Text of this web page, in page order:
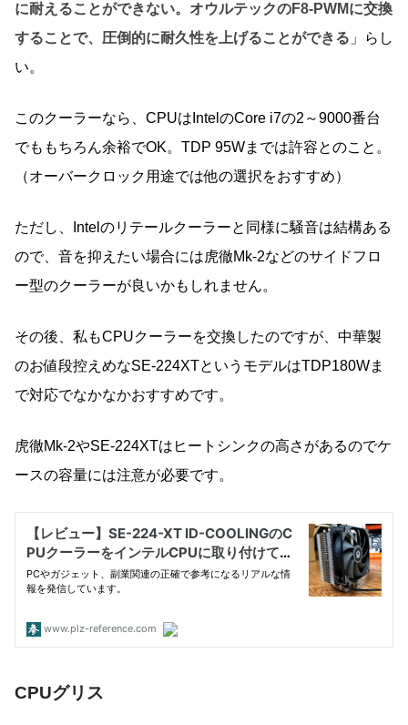
に耐えることができない。オウルテックのF8-PWMに交換
することで、圧倒的に耐久性を上げることができる 」らし
い。
このクーラーなら、CPUはIntelのCore i7の2～9000番台
でももちろん余裕でOK。TDP 95Wまでは許容とのこと。
（オーバークロック用途では他の選択をおすすめ）
ただし、Intelのリテールクーラーと同様に騒音は結構ある
ので、音を抑えたい場合には虎徹Mk-2などのサイドフロ
ー型のクーラーが良いかもしれません。
その後、私もCPUクーラーを交換したのですが、中華製
のお値段控えめなSE-224XTというモデルはTDP180Wま
で対応でなかなかおすすめです。
虎徹Mk-2やSE-224XTはヒートシンクの高さがあるのでケ
ースの容量には注意が必要です。
CPUグリス